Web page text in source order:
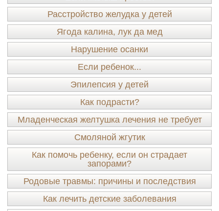
Расстройство желудка у детей
Ягода калина, лук да мед
Нарушение осанки
Если ребенок...
Эпилепсия у детей
Как подрасти?
Младенческая желтушка лечения не требует
Смоляной жгутик
Как помочь ребенку, если он страдает
запорами?
Родовые травмы: причины и последствия
Как лечить детские заболевания